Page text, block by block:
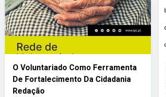
O Voluntariado Como Ferramenta
De Fortalecimento Da Cidadania
Redação